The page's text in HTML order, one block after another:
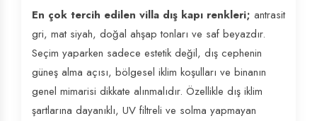
En çok tercih edilen villa dış kapı renkleri; antrasit
gri, mat siyah, doğal ahşap tonları ve saf beyazdır.
Seçim yaparken sadece estetik değil, dış cephenin
güneş alma açısı, bölgesel iklim koşulları ve binanın
genel mimarisi dikkate alınmalıdır. Özellikle dış iklim
şartlarına dayanıklı, UV filtreli ve solma yapmayan